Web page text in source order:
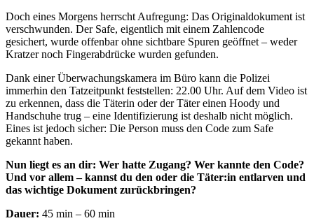
Doch eines Morgens herrscht Aufregung: Das Originaldokument ist
verschwunden. Der Safe, eigentlich mit einem Zahlencode
gesichert, wurde offenbar ohne sichtbare Spuren geöffnet – weder
Kratzer noch Fingerabdrücke wurden gefunden.
Dank einer Überwachungskamera im Büro kann die Polizei
immerhin den Tatzeitpunkt feststellen: 22.00 Uhr. Auf dem Video ist
zu erkennen, dass die Täterin oder der Täter einen Hoody und
Handschuhe trug – eine Identifizierung ist deshalb nicht möglich.
Eines ist jedoch sicher: Die Person muss den Code zum Safe
gekannt haben.
Nun liegt es an dir: Wer hatte Zugang? Wer kannte den Code?
Und vor allem – kannst du den oder die Täter:in entlarven und
das wichtige Dokument zurückbringen?
Dauer: 45 min – 60 min